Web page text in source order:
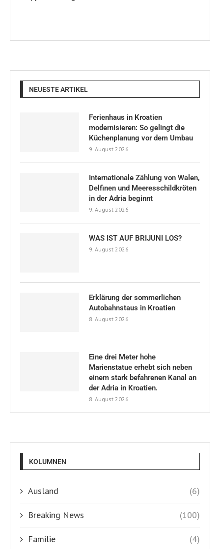
NEUESTE ARTIKEL
Ferienhaus in Kroatien
modernisieren: So gelingt die
Küchenplanung vor dem Umbau
9. August 2026
Internationale Zählung von Walen,
Delfinen und Meeresschildkröten
in der Adria beginnt
9. August 2026
WAS IST AUF BRIJUNI LOS?
9. August 2026
Erklärung der sommerlichen
Autobahnstaus in Kroatien
8. August 2026
Eine drei Meter hohe
Marienstatue erhebt sich neben
einem stark befahrenen Kanal an
der Adria in Kroatien.
8. August 2026
KOLUMNEN
Ausland (6)
Breaking News (100)
Familie (4)